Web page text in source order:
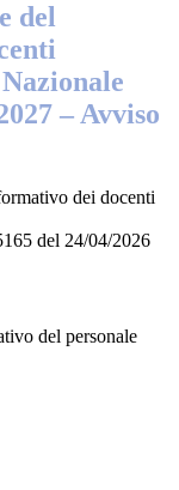
del
– Avviso
dei docenti
del 24/04/2026
del personale